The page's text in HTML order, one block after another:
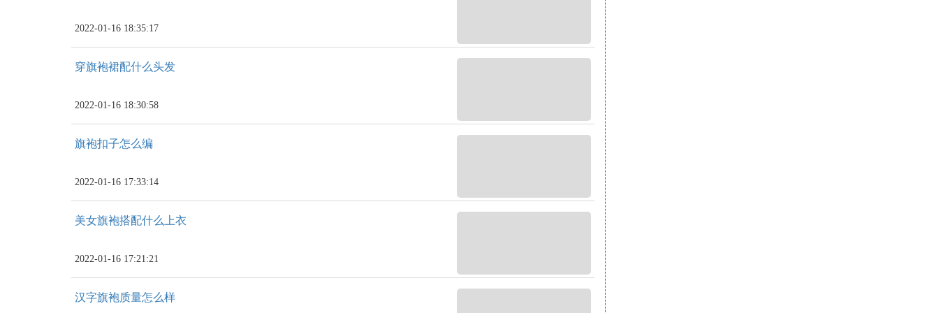
2022-01-16 18:35:17
穿旗袍裙配什么头发
2022-01-16 18:30:58
旗袍扣子怎么编
2022-01-16 17:33:14
美女旗袍搭配什么上衣
2022-01-16 17:21:21
汉字旗袍质量怎么样